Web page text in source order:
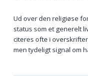
Ud over den religiøse
status som et generelt
citeres ofte i
men tydeligt signal om